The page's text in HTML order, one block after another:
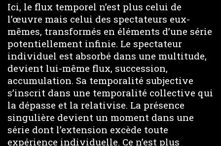
Ici, le flux temporel n’est plus celui de
l’œuvre mais celui des spectateurs eux-
mêmes, transformés en éléments d’une série
potentiellement infinie. Le spectateur
individuel est absorbé dans une multitude,
devient lui-même flux, succession,
accumulation. Sa temporalité subjective
s’inscrit dans une temporalité collective qui
la dépasse et la relativise. La présence
singulière devient un moment dans une
série dont l’extension excède toute
expérience individuelle. Ce n’est plus